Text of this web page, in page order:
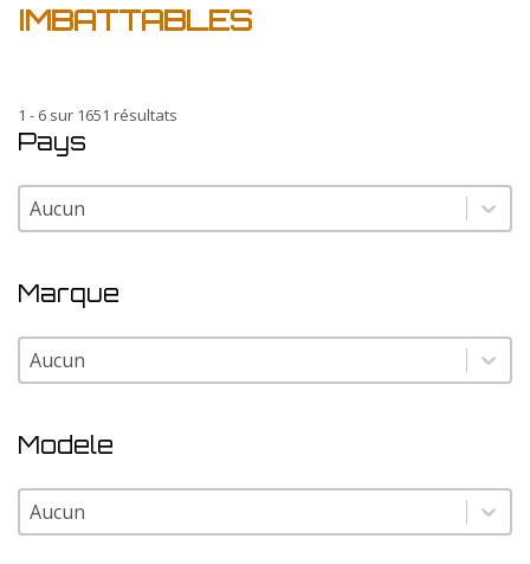
IMBATTABLES
1 - 6 sur 1651 résultats
Pays
Pays
Pays
Marque
Marque
Marque
Modele
Modele
Modele